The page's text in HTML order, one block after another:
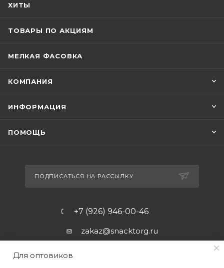
ХИТЫ
ТОВАРЫ ПО АКЦИЯМ
МЕЛКАЯ ФАСОВКА
КОМПАНИЯ
ИНФОРМАЦИЯ
ПОМОЩЬ
ПОДПИСАТЬСЯ НА РАССЫЛКУ
+7 (926) 946-00-46
zakaz@snacktorg.ru
Для оптовиков